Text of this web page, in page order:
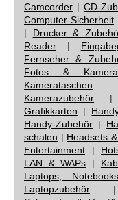
Camcorder | CD-
Computer-Sicherheit
| Drucker &
Reader |
Fernseher &
Fotos &
Kamerataschen
Kamerazubehör
Grafikkarten |
Handy-Zubehör |
schalen | Headsets
Entertainment |
LAN & WAPs |
Laptops,
Laptopzubehör